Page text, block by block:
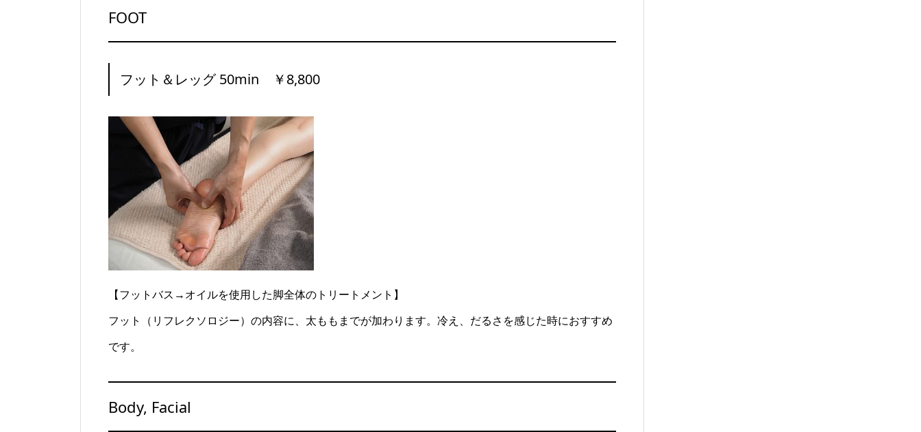
FOOT
フット＆レッグ 50min ￥8,800
【フットバス→オイルを使用した脚全体のトリートメント】
フット（リフレクソロジー）の内容に、太ももまでが加わります。冷え、だるさを感じた時におすすめ
です。
Body, Facial